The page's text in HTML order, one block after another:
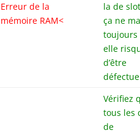
Erreur de la
mémoire RAM<
la de
ça ne
toujours
elle
d’être
Vérifiez
tous les
de